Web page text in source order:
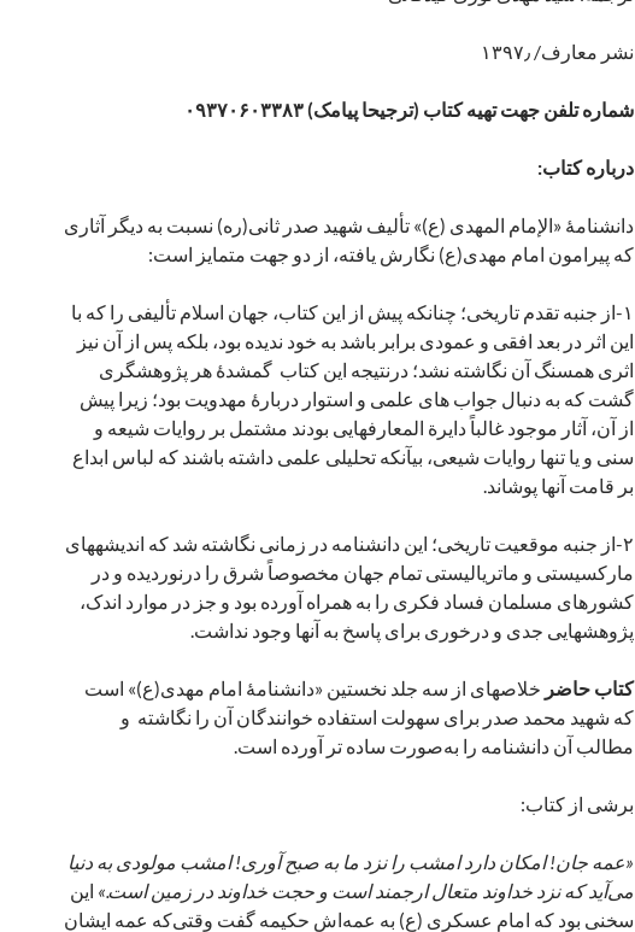
نشر معارف/ ۱۳۹۷٫
شماره تلفن جهت تهیه کتاب (ترجیحا پیامک) ۰۹۳۷۰۶۰۳۳۸۳
درباره کتاب:
دانشنامۀ «الإمام المهدی (ع)» تألیف شهید صدر ثانی(ره) نسبت به دیگر آثاری
که پیرامون امام مهدی(ع) نگارش یافته، از دو جهت متمایز است:
۱-از جنبه تقدم تاریخی؛ چنانکه پیش از این کتاب، جهان اسلام تألیفی را که با
این اثر در بعد افقی و عمودی برابر باشد به خود ندیده بود، بلکه پس از آن نیز
اثری همسنگ آن نگاشته نشد؛ درنتیجه این کتاب گمشدۀ هر پژوهشگری
گشت که به دنبال جواب های علمی و استوار دربارۀ مهدویت بود؛ زیرا پیش
از آن، آثار موجود غالباً دایرة المعارف­هایی بودند مشتمل بر روایات شیعه و
سنی و یا تنها روایات شیعی، بی­آنکه تحلیلی علمی داشته باشند که لباس ابداع
بر قامت آنها پوشاند.
۲-از جنبه موقعیت تاریخی؛ این دانشنامه در زمانی نگاشته شد که اندیشه­های
مارکسیستی و ماتریالیستی تمام جهان مخصوصاً شرق را درنوردیده و در
کشورهای مسلمان فساد فکری را به همراه آورده بود و جز در موارد اندک،
پژوهش­هایی جدی و درخوری برای پاسخ به آنها وجود نداشت.
کتاب حاضر خلاصه­ای از سه جلد نخستین «دانشنامۀ امام مهدی(ع)» است
که شهید محمد صدر برای سهولت استفاده خوانندگان آن را نگاشته و
مطالب آن دانشنامه را به‌صورت ساده ­تر آورده است.
برشی از کتاب:
«عمه‌ جان! امکان دارد امشب را نزد ما به صبح آوری! امشب مولودی به دنیا
می‌آید که نزد خداوند متعال ارجمند است و حجت خداوند در زمین است.» این
سخنی بود که امام عسکری (ع) به عمه‌اش حکیمه گفت وقتی‌که عمه ایشان